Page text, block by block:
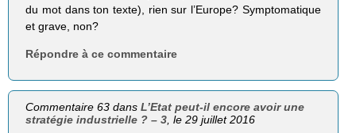
du mot dans ton texte), rien sur l’Europe? Symptomatique
et grave, non?
Répondre à ce commentaire
Commentaire 63 dansL’Etat peut-il encore avoir une
stratégie industrielle ? – 3 , le 29 juillet 2016